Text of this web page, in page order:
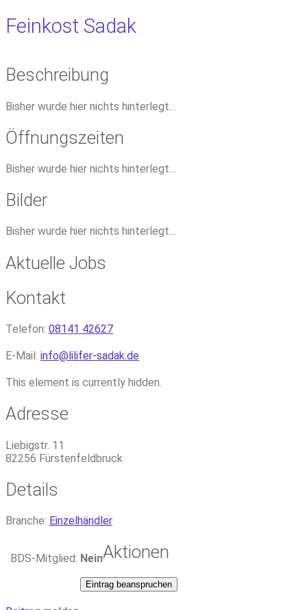
Feinkost Sadak
Beschreibung
Bisher wurde hier nichts hinterlegt…
Öffnungszeiten
Bisher wurde hier nichts hinterlegt…
Bilder
Bisher wurde hier nichts hinterlegt…
Aktuelle Jobs
Kontakt
Telefon: 08141 42627
E-Mail: info@ lilifer-sadak.de
This element is currently hidden.
Adresse
Liebigstr. 11
82256 Fürstenfeldbruck
Details
Branche: Einzelhändler
BDS-Mitglied: NeinAktionen
Eintrag beanspruchen